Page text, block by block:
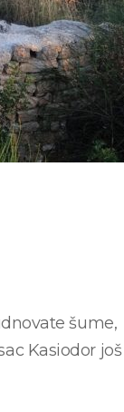
šume,
Kasiodor još